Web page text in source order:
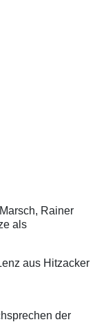
Rainer
als
aus Hitzacker
der